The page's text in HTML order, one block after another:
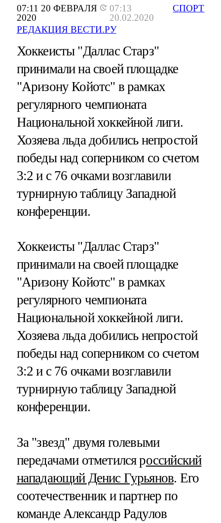
07:11 20 ФЕВРАЛЯ
2020
07:13
20.02.2020
РЕДАКЦИЯ ВЕСТИ.РУ
СПОРТ
Хоккеисты "Даллас Старз"
принимали на своей площадке
"Аризону Койотс" в рамках
регулярного чемпионата
Национальной хоккейной лиги.
Хозяева льда добились непростой
победы над соперником со счетом
3:2 и с 76 очками возглавили
турнирную таблицу Западной
конференции.
Хоккеисты "Даллас Старз"
принимали на своей площадке
"Аризону Койотс" в рамках
регулярного чемпионата
Национальной хоккейной лиги.
Хозяева льда добились непростой
победы над соперником со счетом
3:2 и с 76 очками возглавили
турнирную таблицу Западной
конференции.
За "звезд" двумя голевыми
передачами отметился российский
нападающий Денис Гурьянов. Его
соотечественник и партнер по
команде Александр Радулов